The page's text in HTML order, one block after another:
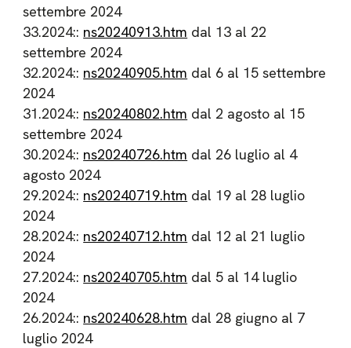
settembre 2024
33.2024:: ns20240913.htm dal 13 al 22
settembre 2024
32.2024:: ns20240905.htm dal 6 al 15 settembre
2024
31.2024:: ns20240802.htm dal 2 agosto al 15
settembre 2024
30.2024:: ns20240726.htm dal 26 luglio al 4
agosto 2024
29.2024:: ns20240719.htm dal 19 al 28 luglio
2024
28.2024:: ns20240712.htm dal 12 al 21 luglio
2024
27.2024:: ns20240705.htm dal 5 al 14 luglio
2024
26.2024:: ns20240628.htm dal 28 giugno al 7
luglio 2024